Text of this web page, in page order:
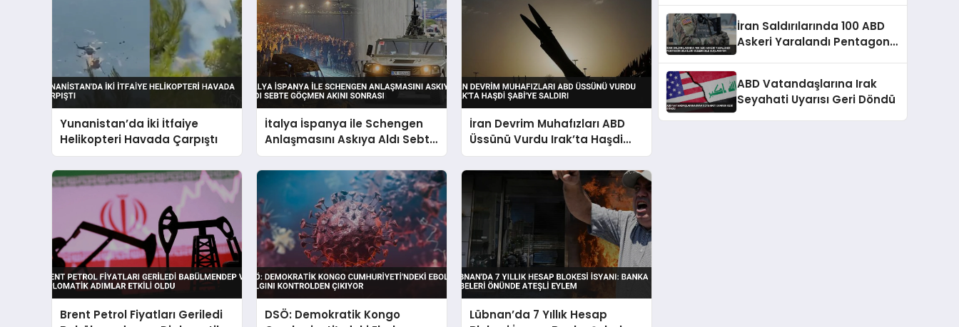
Yunanistan’da İki İtfaiye
Helikopteri Havada Çarpıştı
İtalya İspanya ile Schengen
Anlaşmasını Askıya Aldı Sebte
Göçmen Akını Sonrası
İran Devrim Muhafızları ABD
Üssünü Vurdu Irak’ta Haşdi
Şabi’ye Saldırı
Brent Petrol Fiyatları Geriledi
DSÖ: Demokratik Kongo
Lübnan’da 7 Yıllık Hesap
İran Saldırılarında 100 ABD
Askeri Yaralandı Pentagon
ABD Vatandaşlarına Irak
Seyahati Uyarısı Geri Döndü